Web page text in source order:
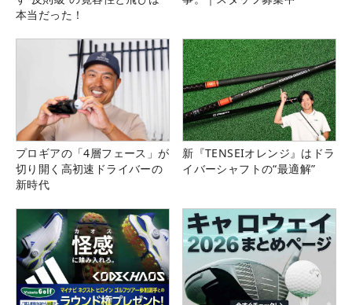
本当だった！
プロギアの「4層フェース」が
切り開く高初速ドライバーの
新時代
新『TENSEIオレンジ』はドラ
イバーシャフトの“最適解”